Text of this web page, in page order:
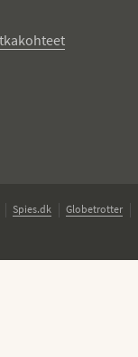
Spies.dk
Globetrotter